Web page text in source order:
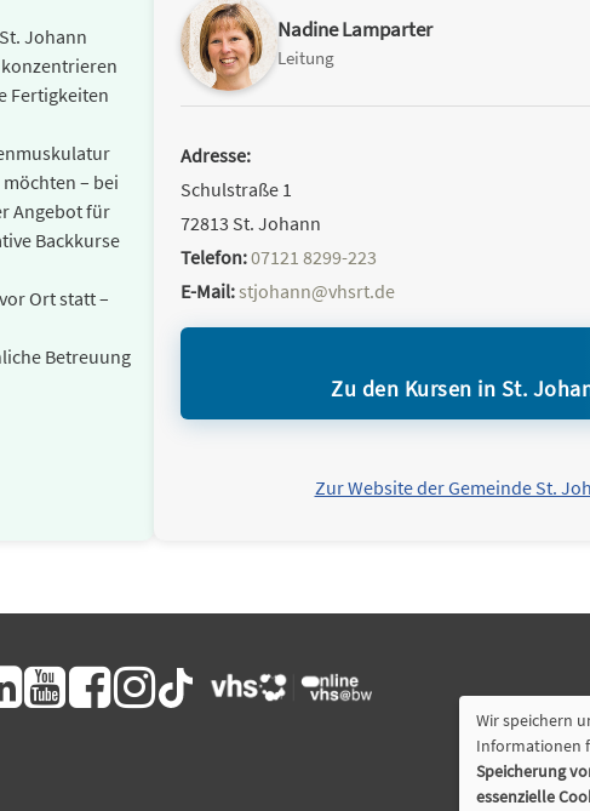
Johann
Fertigkeiten
– bei
Angebot für
Backkurse
Ort statt –
Betreuung
Nadine Lamparter
Leitung
Adresse:
Schulstraße 1
72813 St. Johann
Telefon:07121 8299-223
E-Mail:stjohann@vhsrt.de
Zu den Kursen in St.
Zur Website der Gemeinde St.
Wir speichern
Informationen
Speicherung
essenzielle